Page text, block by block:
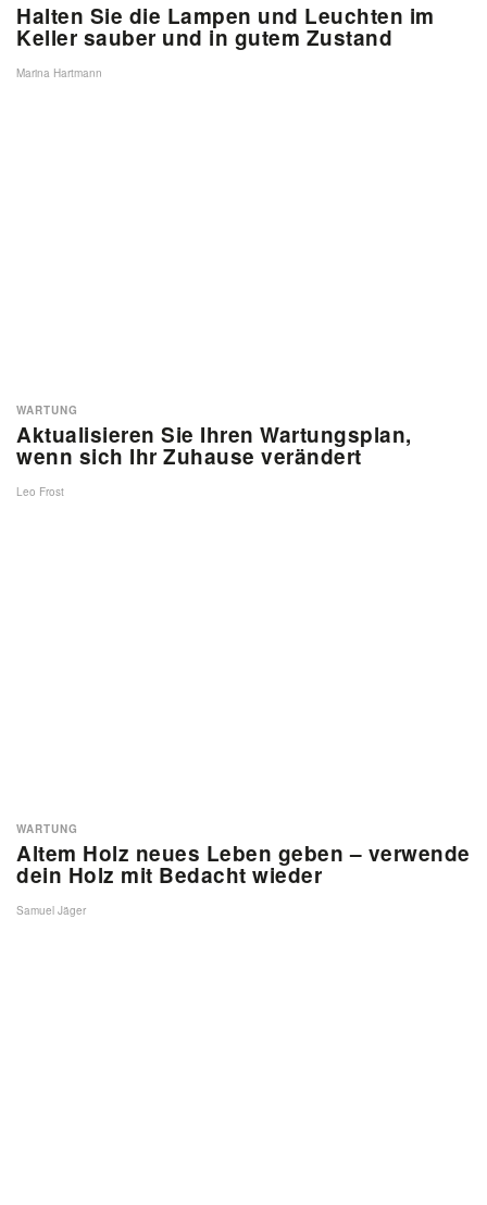
Halten Sie die Lampen und Leuchten im
Keller sauber und in gutem Zustand
Marina Hartmann
Aktualisieren Sie Ihren Wartungsplan,
wenn sich Ihr Zuhause verändert
WARTUNG
Leo Frost
Altem Holz neues Leben geben – verwende
dein Holz mit Bedacht wieder
WARTUNG
Samuel Jäger